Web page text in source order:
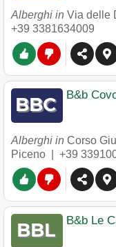
Alberghi in Via delle
+39 3381634009
B&b
Alberghi in Corso
Piceno
+39
B&b Le